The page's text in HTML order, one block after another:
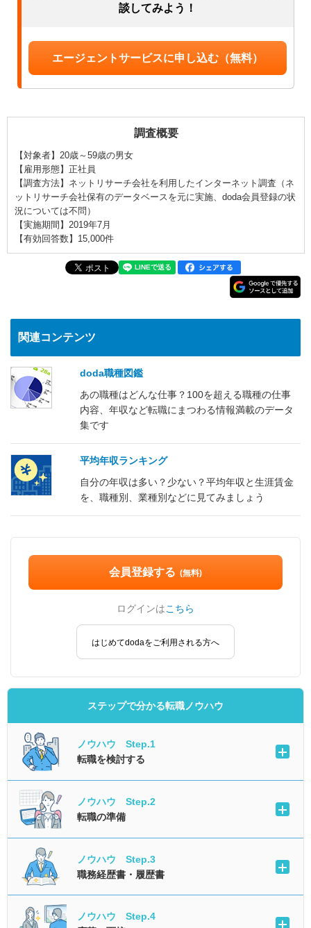
談してみよう！
エージェントサービスに申し込む（無料）
調査概要
【対象者】20歳～59歳の男女
【雇用形態】正社員
【調査方法】ネットリサーチ会社を利用したインターネット調査（ネ
ットリサーチ会社保有のデータベースを元に実施、doda会員登録の状
況については不問）
【実施期間】2019年7月
【有効回答数】15,000件
関連コンテンツ
doda職種図鑑
あの職種はどんな仕事？100を超える職種の仕事
内容、年収など転職にまつわる情報満載のデータ
集です
平均年収ランキング
自分の年収は多い？少ない？平均年収と生涯賃金
を、職種別、業種別などに見てみましょう
会員登録する (無料)
ログインはこちら
はじめてdodaをご利用される方へ
ステップで分かる転職ノウハウ
ノウハウ Step.1
転職を検討する
ノウハウ Step.2
転職の準備
ノウハウ Step.3
職務経歴書・履歴書
ノウハウ Step.4